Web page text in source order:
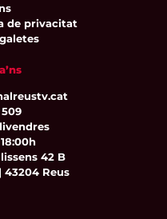
de privacitat
42 B
43204 Reus